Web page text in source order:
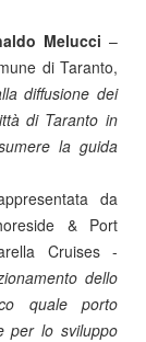
Melucci –
di Taranto,
diffusione dei
di Taranto in
la guida
da
& Port
Cruises -
dello
quale porto
per lo sviluppo